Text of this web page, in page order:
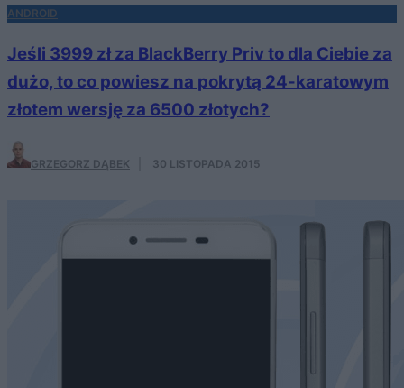
ANDROID
Jeśli 3999 zł za BlackBerry Priv to dla Ciebie za
dużo, to co powiesz na pokrytą 24-karatowym
złotem wersję za 6500 złotych?
GRZEGORZ DĄBEK 30 LISTOPADA 2015